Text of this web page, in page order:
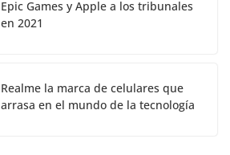
Epic Games y Apple a los tribunales
en 2021
Realme la marca de celulares que
arrasa en el mundo de la tecnología